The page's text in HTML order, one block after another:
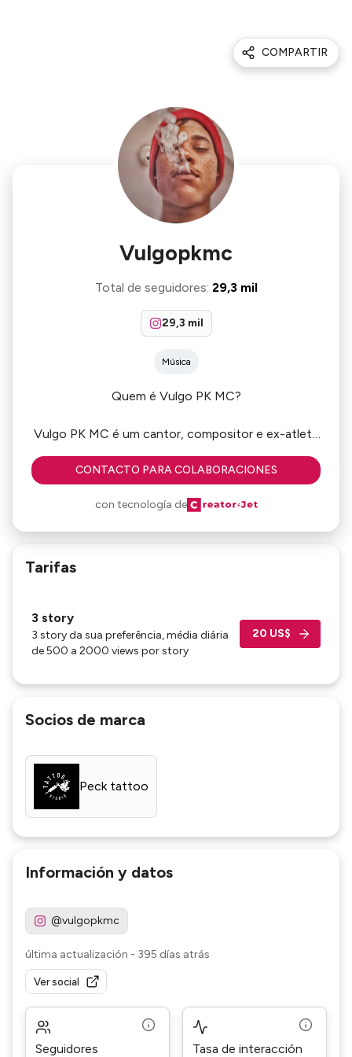
COMPARTIR
Vulgopkmc
Total de seguidores: 29,3 mil
29,3 mil
Música
Quem é Vulgo PK MC?
Vulgo PK MC é um cantor, compositor e ex-atleta
natural de Petrolina, Pernambuco, que vem se
destacando no cenário do funk e rap nacional com
superação e ambição de vencer na vida.
lutas e a paixão pela música, Vulgo PK MC
vocação. Suas rimas carregam vivências reais,
batidas envolventes
CONTACTO PARA COLABORACIONES
con tecnología de
Tarifas
3 story
3 story da sua preferência, média diária
de 500 a 2000 views por story
20 US$
Socios de marca
Peck tattoo
Información y datos
@vulgopkmc
última actualización - 395 días atrás
Ver social
Seguidores
Tasa de interacción